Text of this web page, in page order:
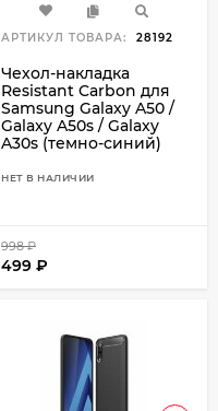
АРТИКУЛ ТОВАРА: 28192
Чехол-накладка
Resistant Carbon для
Samsung Galaxy A50 /
Galaxy A50s / Galaxy
A30s (темно-синий)
НЕТ В НАЛИЧИИ
998₽
499 ₽